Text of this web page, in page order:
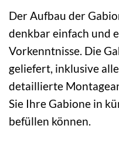
Der Aufbau der
denkbar einfach und
Vorkenntnisse. Die
geliefert, inklusive
detaillierte
Sie Ihre Gabione in
befüllen können.